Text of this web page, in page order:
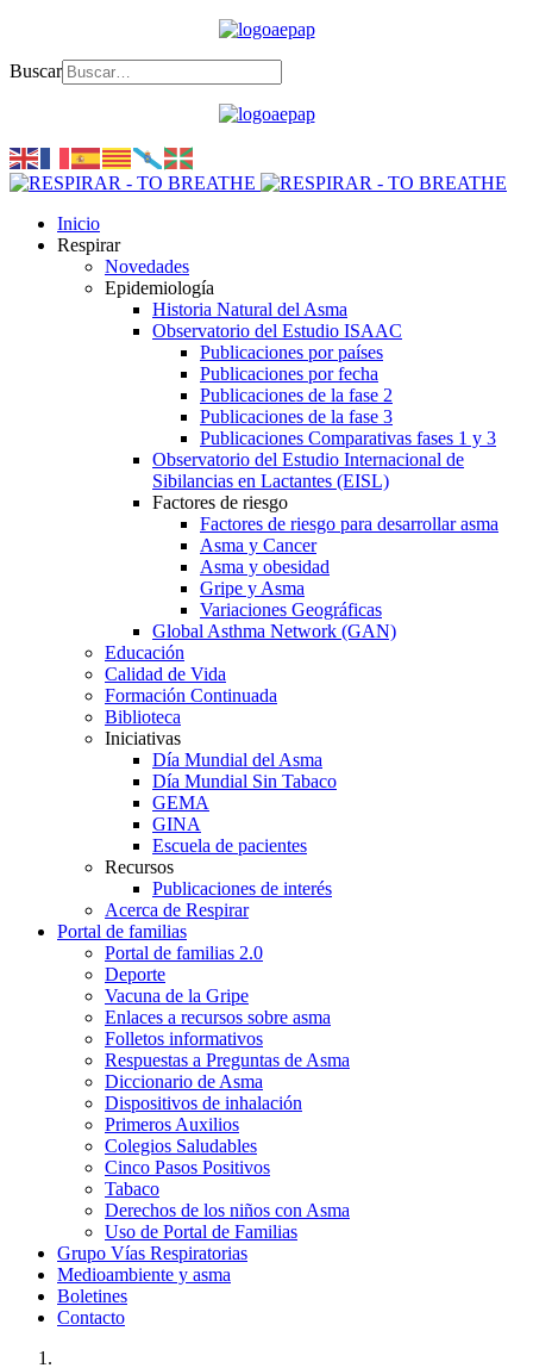
Buscar
Inicio
Respirar
Novedades
Epidemiología
Historia Natural del Asma
Observatorio del Estudio ISAAC
Publicaciones por países
Publicaciones por fecha
Publicaciones de la fase 2
Publicaciones de la fase 3
Publicaciones Comparativas fases 1 y 3
Observatorio del Estudio Internacional de
Sibilancias en Lactantes (EISL)
Factores de riesgo
Factores de riesgo para desarrollar asma
Asma y Cancer
Asma y obesidad
Gripe y Asma
Variaciones Geográficas
Global Asthma Network (GAN)
Educación
Calidad de Vida
Formación Continuada
Biblioteca
Iniciativas
Día Mundial del Asma
Día Mundial Sin Tabaco
GEMA
GINA
Escuela de pacientes
Recursos
Publicaciones de interés
Acerca de Respirar
Portal de familias
Portal de familias 2.0
Deporte
Vacuna de la Gripe
Enlaces a recursos sobre asma
Folletos informativos
Respuestas a Preguntas de Asma
Diccionario de Asma
Dispositivos de inhalación
Primeros Auxilios
Colegios Saludables
Cinco Pasos Positivos
Tabaco
Derechos de los niños con Asma
Uso de Portal de Familias
Grupo Vías Respiratorias
Medioambiente y asma
Boletines
Contacto